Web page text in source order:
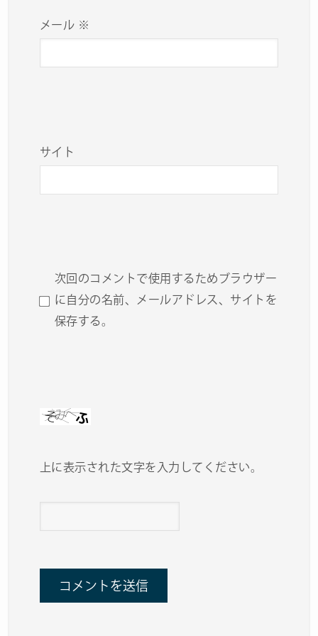
メール ※
サイト
次回のコメントで使用するためブラウザー
に自分の名前、メールアドレス、サイトを
保存する。
上に表示された文字を入力してください。